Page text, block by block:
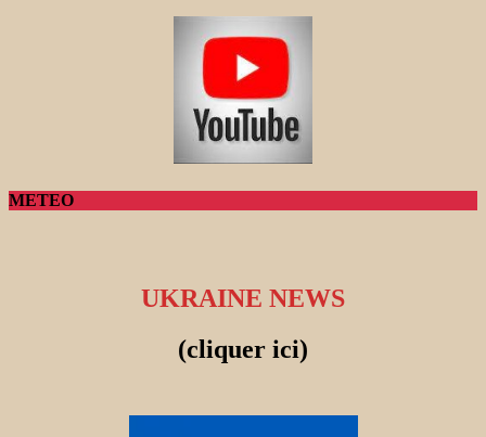
METEO
UKRAINE NEWS
(cliquer ici)